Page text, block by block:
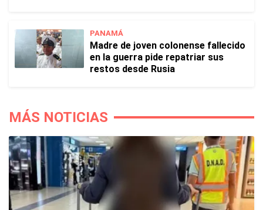
PANAMÁ
Madre de joven colonense fallecido
en la guerra pide repatriar sus
restos desde Rusia
MÁS NOTICIAS